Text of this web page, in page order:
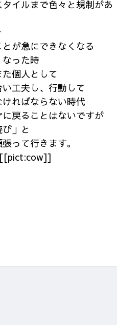
イルまで色々と規制があ
が急にできなくなる
った時
個人として
工夫し、行動して
ればならない時代
戻ることはないですが
」と
って行きます。